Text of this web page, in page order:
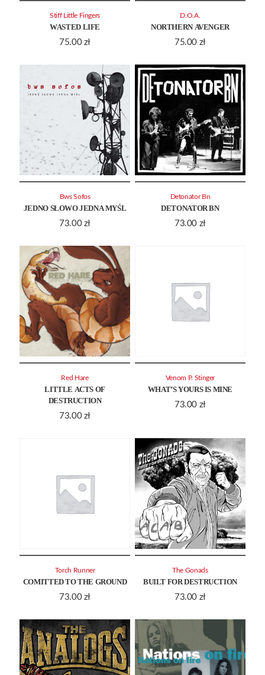
WASTED LIFE
75.00 zł
Stiff Little Fingers
NORTHERN AVENGER
75.00 zł
D.O.A.
JEDNO SŁOWO JEDNA MYŚL
73.00 zł
Bws Sofos
DETONATOR BN
73.00 zł
Detonator Bn
LITTLE ACTS OF
DESTRUCTION
73.00 zł
Red Hare
WHAT’S YOURS IS MINE
73.00 zł
Venom P. Stinger
COMITTED TO THE GROUND
73.00 zł
Torch Runner
BUILT FOR DESTRUCTION
73.00 zł
The Gonads